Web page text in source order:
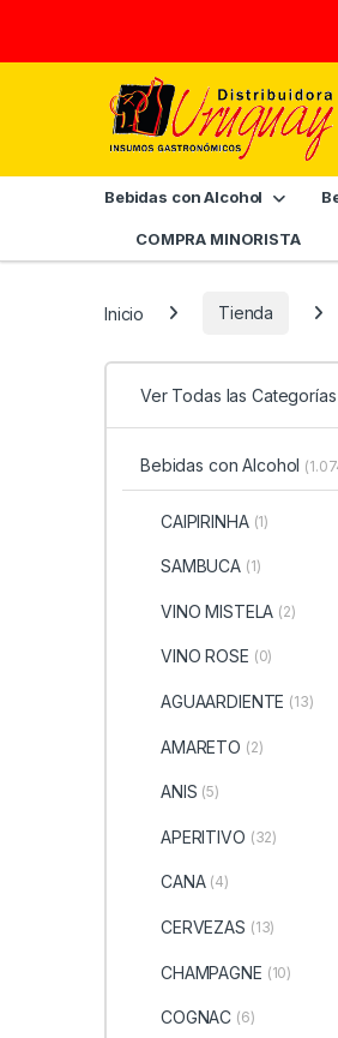
Bebidas con Alcohol
COMPRA MINORISTA
Inicio Tienda
Ver Todas las Categorías
Bebidas con Alcohol
CAIPIRINHA (1)
SAMBUCA (1)
VINO MISTELA (2)
VINO ROSE (0)
AGUAARDIENTE (13)
AMARETO (2)
ANIS (5)
APERITIVO (32)
CANA (4)
CERVEZAS (13)
CHAMPAGNE (10)
COGNAC (6)